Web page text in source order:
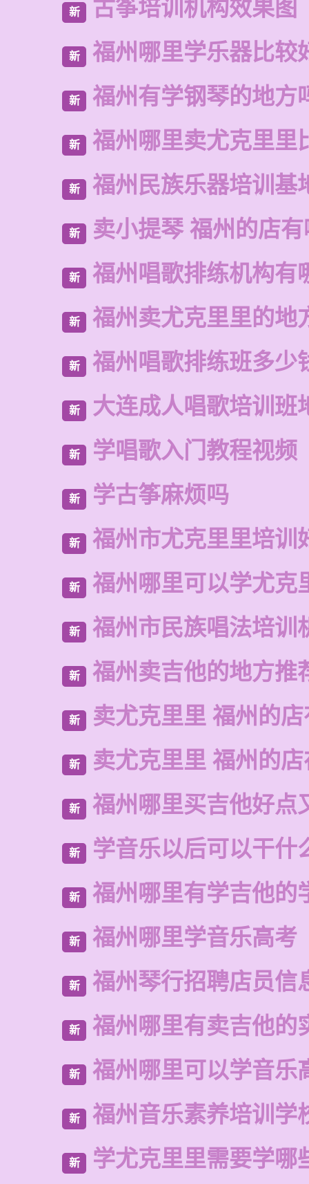
新 古筝培训机构效果图
新 福州哪里学乐器比较
新 福州有学钢琴的地方
新 福州哪里卖尤克里里
新 福州民族乐器培训基
新 卖小提琴 福州的店
新 福州唱歌排练机构有
新 福州卖尤克里里的地
新 福州唱歌排练班多少
新 大连成人唱歌培训班
新 学唱歌入门教程视频
新 学古筝麻烦吗
新 福州市尤克里里培训
新 福州哪里可以学尤克
新 福州市民族唱法培训
新 福州卖吉他的地方推
新 卖尤克里里 福州的
新 卖尤克里里 福州的
新 福州哪里买吉他好点
新 学音乐以后可以干什
新 福州哪里有学吉他的
新 福州哪里学音乐高考
新 福州琴行招聘店员信
新 福州哪里有卖吉他的
新 福州哪里可以学音乐
新 福州音乐素养培训学
新 学尤克里里需要学哪